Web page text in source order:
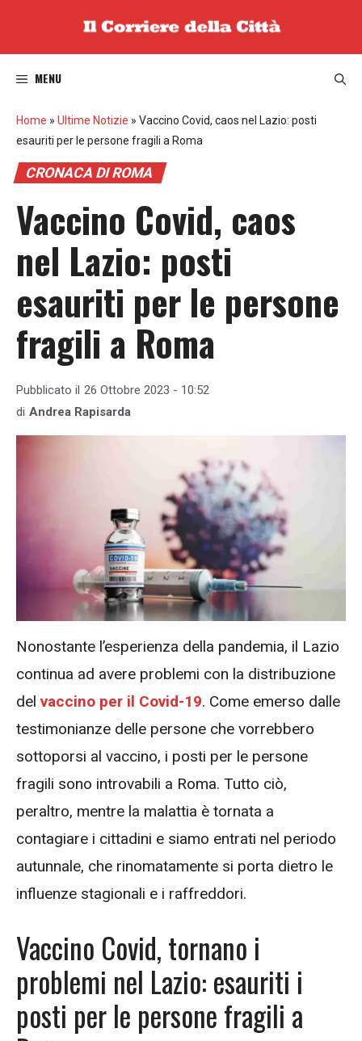
MENU
Home » Ultime Notizie » Vaccino Covid, caos nel Lazio: posti
esauriti per le persone fragili a Roma
CRONACA DI ROMA
Vaccino Covid, caos
nel Lazio: posti
esauriti per le persone
fragili a Roma
Pubblicato il 26 Ottobre 2023 - 10:52
di Andrea Rapisarda
Nonostante l’esperienza della pandemia, il Lazio
continua ad avere problemi con la distribuzione
del vaccino per il Covid-19. Come emerso dalle
testimonianze delle persone che vorrebbero
sottoporsi al vaccino, i posti per le persone
fragili sono introvabili a Roma. Tutto ciò,
peraltro, mentre la malattia è tornata a
contagiare i cittadini e siamo entrati nel periodo
autunnale, che rinomatamente si porta dietro le
influenze stagionali e i raffreddori.
Vaccino Covid, tornano i
problemi nel Lazio: esauriti i
posti per le persone fragili a